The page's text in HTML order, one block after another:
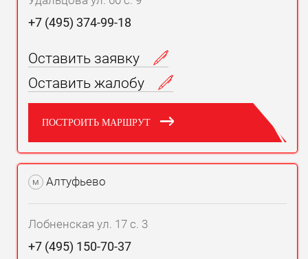
+7 (495) 374-99-18
Оставить заявку
Оставить жалобу
ПОСТРОИТЬ МАРШРУТ
м Алтуфьево
Лобненская ул. 17 с. 3
+7 (495) 150-70-37